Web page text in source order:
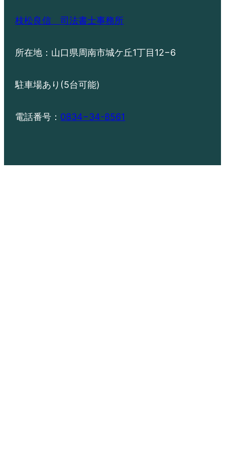
枝松良信 司法書士事務所
所在地：山口県周南市城ケ丘1丁目12−6
駐車場あり(5台可能)
電話番号： 0834−34-8561